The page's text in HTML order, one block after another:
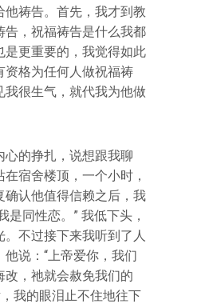
他祷告。首先，我才到教
告，祝福祷告是什么我都
是更重要的，我觉得如此
资格为任何人做祝福祷
我很生气，就代我为他做
心的挣扎，说想跟我聊
宿舍楼顶，一个小时，
确认他值得信赖之后，我
是同性恋。” 我低下头，
不过接下来我听到了人
说：“上帝爱你，我们
改，祂就会赦免我们的
我的眼泪止不住地往下